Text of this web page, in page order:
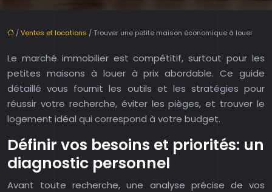
/Ventes et locations / Trouver une petite maison économique à louer
Le marché immobilier est compétitif, surtout pour les
petites maisons à louer à prix abordable. Ce guide
détaillé vous fournit les outils et les stratégies pour
réussir votre recherche, éviter les pièges, et trouver le
logement idéal qui correspond à votre budget.
Définir vos besoins et priorités: un
diagnostic personnel
Avant toute recherche, une analyse précise de vos